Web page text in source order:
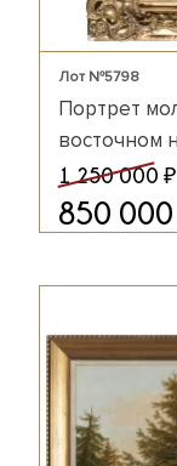
Лот №5798
Портрет
восточном
1 250 000 ₽
850 000